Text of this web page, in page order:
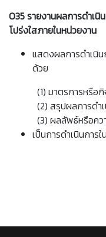
O35 รายงานผลการดำเ
โปร่งใสภายในหน่วยงาน
แสดงผลการดำเนิ
ด้วย
(1) มาตรการหรือกิจก
(2) สรุปผลการดำเนิ
(3) ผลลัพธ์หรือความ
เป็นการดำเนินการ